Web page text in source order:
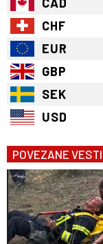
CHF
EUR
GBP
SEK
USD
POVEZANE VESTI